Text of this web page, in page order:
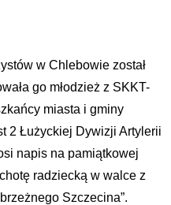
w Chlebowie został
go młodzież z SKKT-
miasta i gminy
2 Łużyckiej Dywizji Artylerii
napis na pamiątkowej
radziecką w walce z
Szczecina”.